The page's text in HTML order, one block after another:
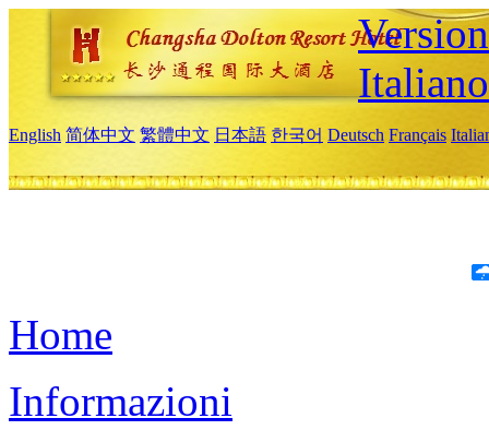
Italiano
English 简体中文 繁體中文 日本語 한국어 Deutsch Français
Home
Informazioni